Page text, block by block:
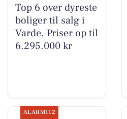
Top 6 over dyreste
boliger til salg i
Varde. Priser op til
6.295.000 kr
ALARM112